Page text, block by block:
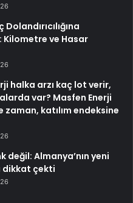
Dolandırıcılığına
Kilometre ve Hasar
halka arzı kaç lot verir,
var? Masfen Enerji
zaman, katılım endeksine
değil: Almanya’nın yeni
dikkat çekti